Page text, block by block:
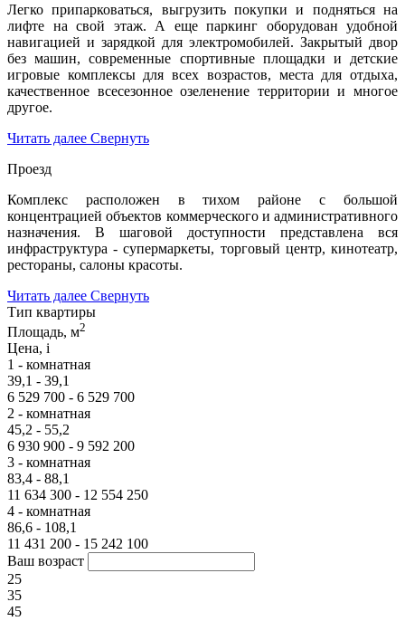
Легко припарковаться, выгрузить покупки и подняться на
лифте на свой этаж. А еще паркинг оборудован удобной
навигацией и зарядкой для электромобилей. Закрытый двор
без машин, современные спортивные площадки и детские
игровые комплексы для всех возрастов, места для отдыха,
качественное всесезонное озеленение территории и многое
другое.
Читать далее Свернуть
Проезд
Комплекс расположен в тихом районе с большой
концентрацией объектов коммерческого и административного
назначения. В шаговой доступности представлена вся
инфраструктура - супермаркеты, торговый центр, кинотеатр,
рестораны, салоны красоты.
Читать далее Свернуть
Тип квартиры
Площадь, м2
Цена, i
1 - комнатная
39,1 - 39,1
6 529 700 - 6 529 700
2 - комнатная
45,2 - 55,2
6 930 900 - 9 592 200
3 - комнатная
83,4 - 88,1
11 634 300 - 12 554 250
4 - комнатная
86,6 - 108,1
11 431 200 - 15 242 100
Ваш возраст
25
35
45